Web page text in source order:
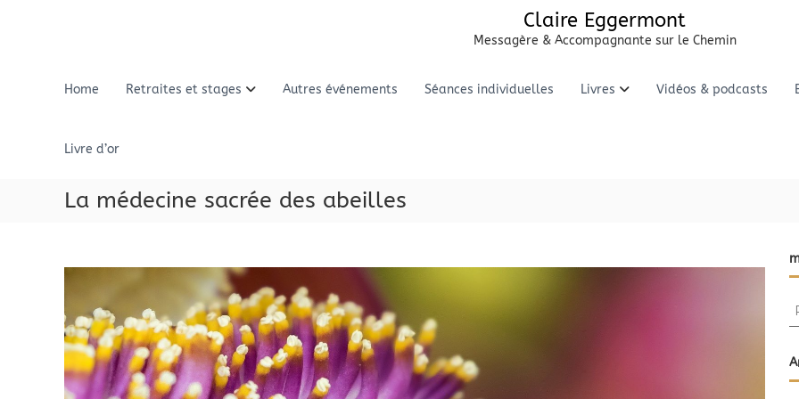
Claire Eggermont
Messagère & Accompagnante sur le Chemin
Home Retraites et stages Autres événements Séances individuelles Livres Vidéos & podcasts
Livre d’or
La médecine sacrée des abeilles
R
h
e